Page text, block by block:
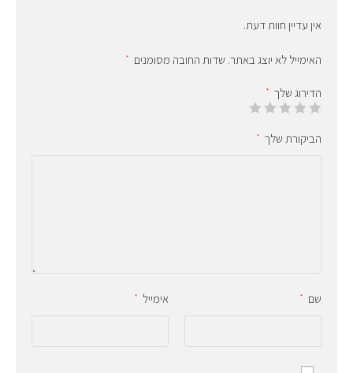
אין עדיין חוות דעת.
האימייל לא יוצג באתר. שדות החובה מסומנים *
הדירוג שלך *
הביקורת שלך *
שם * אימייל *